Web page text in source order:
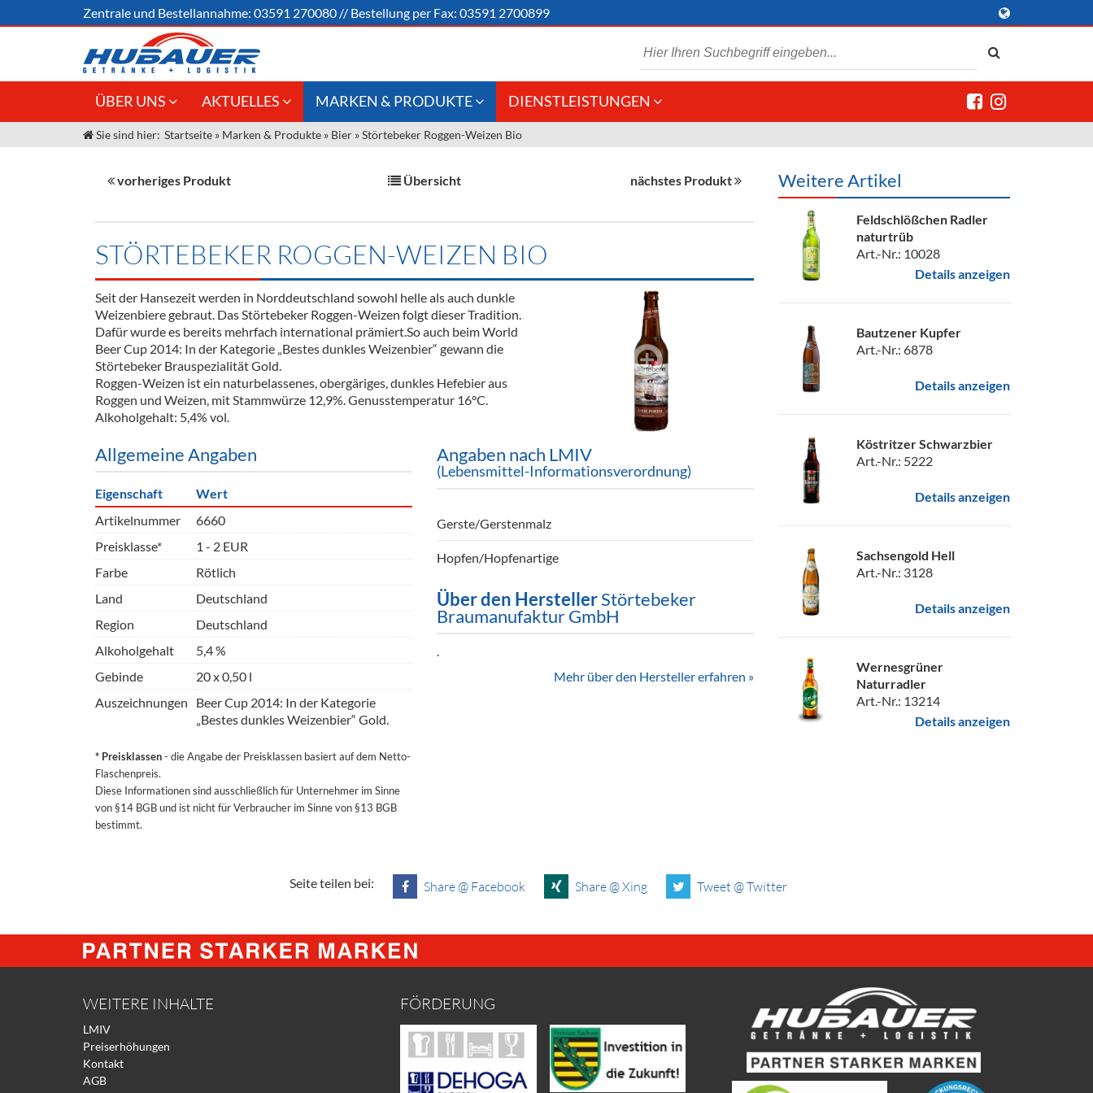
Zentrale und Bestellannahme: 03591 270080 // Bestellung per Fax: 03591 2700899
ÜBER UNS
Jobs
Unser Liefergebiet
Kontakt
AKTUELLES
Angebote Gastronomie &
Gastronomie
Großhandel
Innovation - Die Neue Art des
Termine
MARKEN & PRODUKTE
Weine & Schaumwein
Fassbier + Zubehör
Alkoholfreie Getränke
Öle & Küchenartikel
Kaffee
Barzubehör
Equipment
Ausschankwagen
Gläser
Theken + Zubehör
Hygieneartikel & Desinfektion
DIENSTLEISTUNGEN
Kommisionskauf &
Sie sind hier: Startseite » Marken & Produkte » Bier »Störtebeker Roggen-Weizen Bio
vorheriges Produkt Übersicht nächstes Produkt
STÖRTEBEKER ROGGEN-WEIZEN BIO
Seit der Hansezeit werden in Norddeutschland sowohl helle als auch dunkle
Weizenbiere gebraut. Das Störtebeker Roggen-Weizen folgt dieser Tradition.
Dafür wurde es bereits mehrfach international prämiert.So auch beim World
Beer Cup 2014: In der Kategorie „Bestes dunkles Weizenbier“ gewann die
Störtebeker Brauspezialität Gold.
Roggen-Weizen ist ein naturbelassenes, obergäriges, dunkles Hefebier aus
Roggen und Weizen, mit Stammwürze 12,9%. Genusstemperatur 16°C.
Alkoholgehalt: 5,4% vol.
Allgemeine Angaben
Eigenschaft
Wert
Artikelnummer
6660
Preisklasse*
1 - 2 EUR
Farbe
Rötlich
Land
Deutschland
Region
Deutschland
Alkoholgehalt
5,4 %
Gebinde
20 x 0,50 l
Auszeichnungen
Beer Cup 2014: In der Kategorie
„Bestes dunkles Weizenbier“ Gold.
* Preisklassen- die Angabe der Preisklassen basiert auf dem Netto-
Flaschenpreis.
Diese Informationen sind ausschließlich für Unternehmer im Sinne
von §14 BGB und ist nicht für Verbraucher im Sinne von §13 BGB
bestimmt.
Angaben nach LMIV
(Lebensmittel-Informationsverordnung)
Gerste/Gerstenmalz
Hopfen/Hopfenartige
Über den HerstellerStörtebeker
Braumanufaktur GmbH
.
Mehr über den Hersteller erfahren »
Weitere Artikel
Feldschlößchen Radler
naturtrüb
Art.-Nr.: 10028
Details anzeigen
Bautzener Kupfer
Art.-Nr.: 6878
Details anzeigen
Köstritzer Schwarzbier
Art.-Nr.: 5222
Details anzeigen
Sachsengold Hell
Art.-Nr.: 3128
Details anzeigen
Wernesgrüner
Naturradler
Art.-Nr.: 13214
Details anzeigen
Seite teilen bei: Share @ Facebook Share @ Xing Tweet @ Twitter
WEITERE INHALTE
LMIV
Preiserhöhungen
Kontakt
AGB
FÖRDERUNG